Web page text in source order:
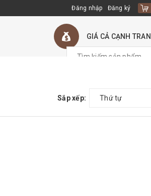
Đăng nhập Đăng ký
GIÁ CẢ CẠNH
Sắp xếp: Thứ tự